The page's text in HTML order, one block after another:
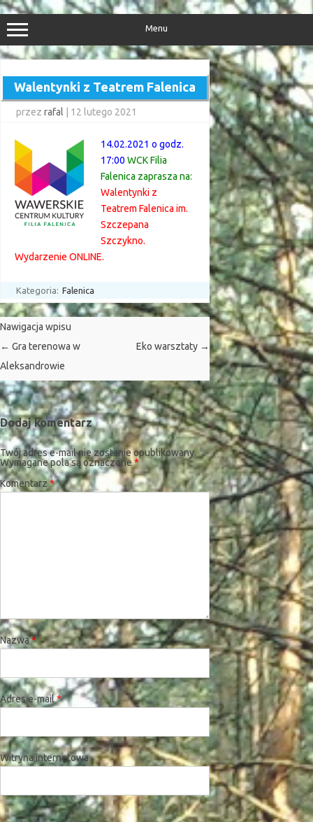
Przejdź
do
treści
Menu
Walentynki z Teatrem Falenica
przez rafal 12 lutego 2021
14.02.2021 o godz.
17:00 WCK Filia
Falenica zaprasza na:
Walentynki z
Teatrem Falenica im.
Szczepana
Szczykno.
Wydarzenie ONLINE.
Kategoria: Falenica
Nawigacja wpisu
← Gra terenowa w
Aleksandrowie
Eko warsztaty →
Dodaj komentarz
Twój adres e-mail nie zostanie opublikowany.
Wymagane pola są oznaczone*
Komentarz*
Nazwa*
Adres e-mail*
Witryna internetowa